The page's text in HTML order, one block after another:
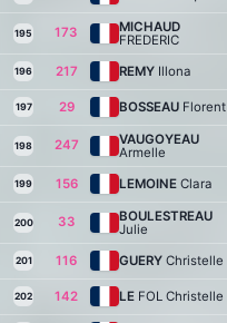
195 173
MICHAUD
FREDERIC
196 217 REMY Illona
197 29 BOSSEAU Florent
198 247
VAUGOYEAU
Armelle
199 156 LEMOINE Clara
200 33
BOULESTREAU
Julie
201 116 GUERY Christelle
202 142 LE FOL Christelle